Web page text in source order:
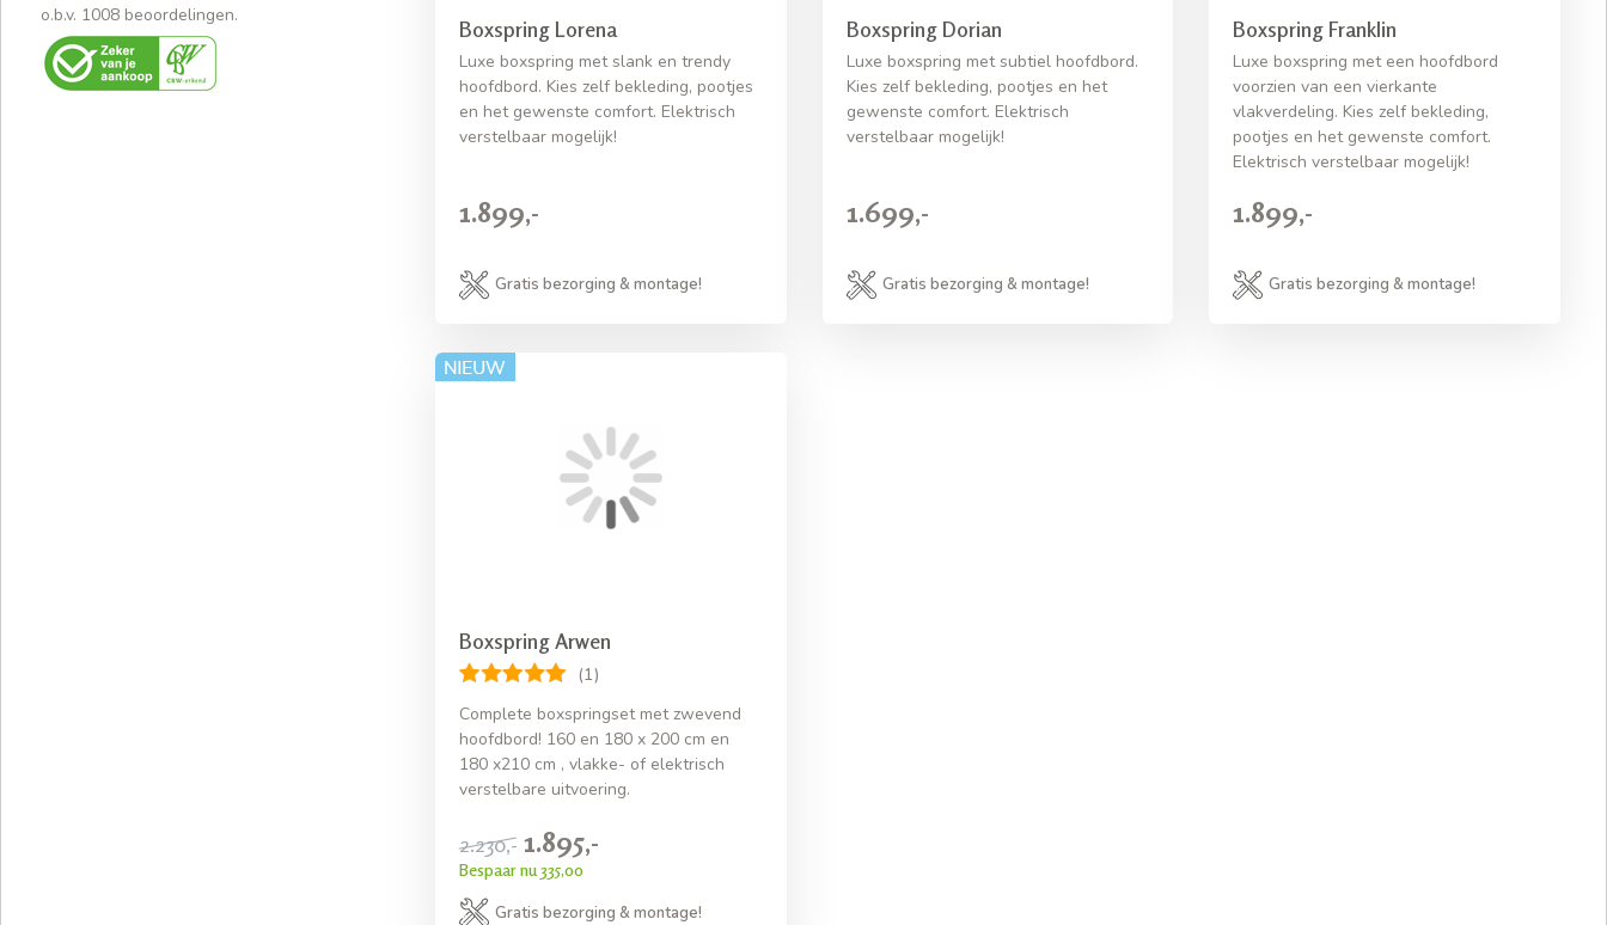
o.b.v. 1008 beoordelingen.
Boxspring Lorena
Luxe boxspring met slank en trendy
hoofdbord. Kies zelf bekleding, pootjes
en het gewenste comfort. Elektrisch
verstelbaar mogelijk!
1.899,-
Gratis bezorging & montage!
Boxspring Dorian
Luxe boxspring met subtiel hoofdbord.
Kies zelf bekleding, pootjes en het
gewenste comfort. Elektrisch
verstelbaar mogelijk!
1.699,-
Gratis bezorging & montage!
Boxspring Franklin
Luxe boxspring met een hoofdbord
voorzien van een vierkante
vlakverdeling. Kies zelf bekleding,
pootjes en het gewenste comfort.
Elektrisch verstelbaar mogelijk!
1.899,-
Gratis bezorging & montage!
Boxspring Arwen
(1)
Complete boxspringset met zwevend
hoofdbord! 160 en 180 x 200 cm en
180 x210 cm , vlakke- of elektrisch
verstelbare uitvoering.
2.230,- 1.895,-
Bespaar nu 335,00
Gratis bezorging & montage!